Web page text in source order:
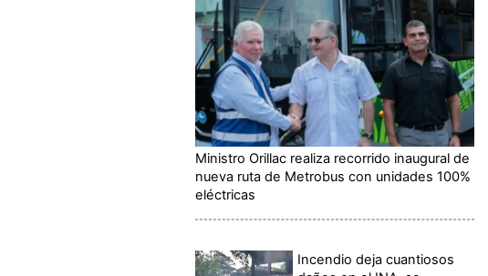
Ministro Orillac realiza recorrido inaugural de
nueva ruta de Metrobus con unidades 100%
eléctricas
Incendio deja cuantiosos